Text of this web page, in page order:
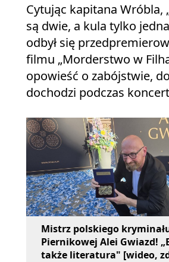
Cytując kapitana Wróbla,
są dwie, a kula tylko
odbył się
filmu „Morderstwo w
opowieść o zabójstwie,
dochodzi podczas
Mistrz polskiego
Piernikowej Alei Gwiazd!
także literatura" [wideo,